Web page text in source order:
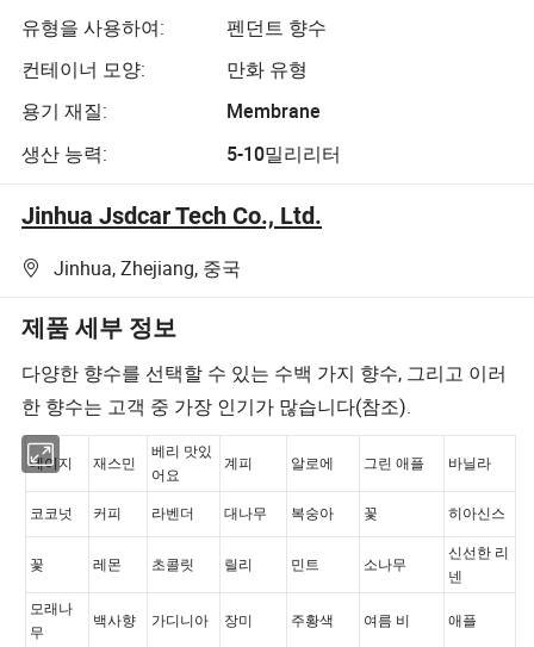
유형을 사용하여:
펜던트 향수
컨테이너 모양:
만화 유형
용기 재질:
Membrane
생산 능력:
5-10밀리리터
Jinhua Jsdcar Tech Co., Ltd.
Jinhua, Zhejiang, 중국
제품 세부 정보
다양한 향수를 선택할 수 있는 수백 가지 향수, 그리고 이러
한 향수는 고객 중 가장 인기가 많습니다(참조).